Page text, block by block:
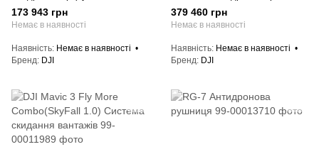
прошивками для ЗСУ у
розробці)
173 943 грн
Немає в наявності
Наявність Немає в наявності
Бренд DJI
379 460 грн
Немає в наявності
Наявність Немає в наявності
Бренд DJI